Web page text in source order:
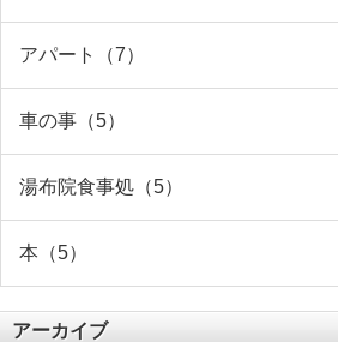
アパート（7）
車の事（5）
湯布院食事処（5）
本（5）
アーカイブ